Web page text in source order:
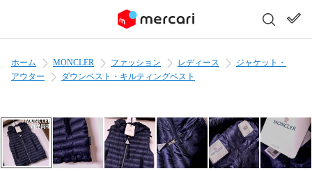
ホーム MONCLER ファッション レディース
ジャケット・
アウター
ダウンベスト・キルティングベスト